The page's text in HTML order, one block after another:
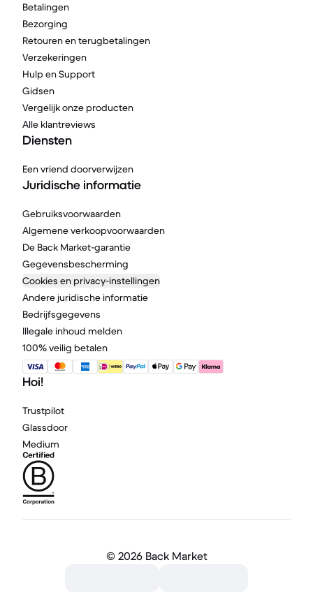
Betalingen
Bezorging
Retouren en terugbetalingen
Verzekeringen
Hulp en Support
Gidsen
Vergelijk onze producten
Alle klantreviews
Diensten
Een vriend doorverwijzen
Juridische informatie
Gebruiksvoorwaarden
Algemene verkoopvoorwaarden
De Back Market-garantie
Gegevensbescherming
Cookies en privacy-instellingen
Andere juridische informatie
Bedrijfsgegevens
Illegale inhoud melden
100% veilig betalen
Hoi!
Trustpilot
Glassdoor
Medium
© 2026 Back Market